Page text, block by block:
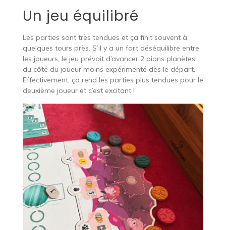
Un jeu équilibré
Les parties sont très tendues et ça finit souvent à
quelques tours près. S’il y a un fort déséquilibre entre
les joueurs, le jeu prévoit d’avancer 2 pions planètes
du côté du joueur moins expérimenté dès le départ.
Effectivement, ça rend les parties plus tendues pour le
deuxième joueur et c’est excitant !